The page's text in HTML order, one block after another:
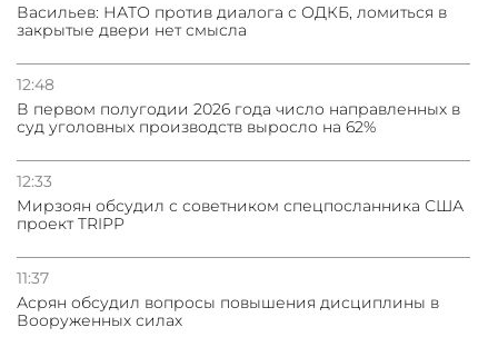
Васильев: НАТО против диалога с ОДКБ, ломиться в
закрытые двери нет смысла
12:48
В первом полугодии 2026 года число направленных в
суд уголовных производств выросло на 62%
12:33
Мирзоян обсудил с советником спецпосланника США
проект TRIPP
11:37
Асрян обсудил вопросы повышения дисциплины в
Вооруженных силах